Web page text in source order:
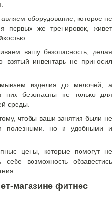
оборудование, которое не
первых же тренировок, живет
вашу безопасность, делая
взятый инвентарь не приносил
изделия до мелочей, а
них безопасны не только для
среды.
чтобы ваши занятия были не
полезными, но и удобными и
цены, которые помогут не
возможность обзавестись
магазине фитнес